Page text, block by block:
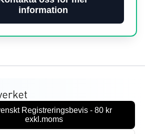
information
Registreringsbevis - 80 kr
exkl.moms